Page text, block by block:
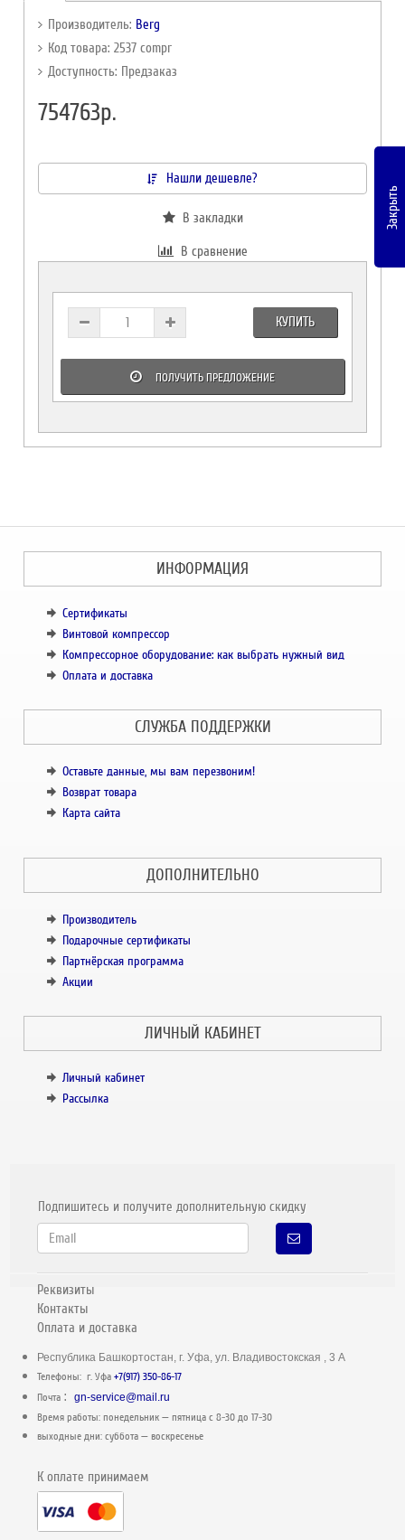
Производитель: Berg
Код товара: 2537 compr
Доступность: Предзаказ
754763р.
Нашли дешевле?
В закладки
В сравнение
КУПИТЬ
ПОЛУЧИТЬ ПРЕДЛОЖЕНИЕ
ИНФОРМАЦИЯ
Сертификаты
Винтовой компрессор
Компрессорное оборудование: как выбрать нужный вид
Оплата и доставка
СЛУЖБА ПОДДЕРЖКИ
Оставьте данные, мы вам перезвоним!
Возврат товара
Карта сайта
ДОПОЛНИТЕЛЬНО
Производитель
Подарочные сертификаты
Партнёрская программа
Акции
ЛИЧНЫЙ КАБИНЕТ
Личный кабинет
Рассылка
Подпишитесь и получите дополнительную скидку
Реквизиты
Контакты
Оплата и доставка
Республика Башкортостан, г. Уфа, ул. Владивостокская , 3 А
Телефоны: г. Уфа+7(917) 350-86-17
Почта :gn-service@mail.ru
Время работы: понедельник — пятница c 8-30 до 17-30
выходные дни: суббота — воскресенье
К оплате принимаем
Закрыть